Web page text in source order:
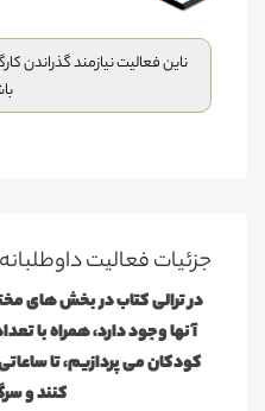
ناین فعالیت نیازمند گذراندن
جزئیات فعالیت‌ داوطلبانه
در ترالی کتاب در بخش های
آنها وجود دارد، همراه با
کودکان می پردازیم، تا
کنند و